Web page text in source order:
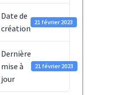
Date de
création
21 février 2023
Dernière
mise à
jour
21 février 2023